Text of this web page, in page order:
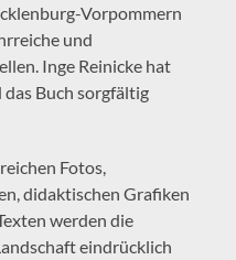
Vorpommern
und
Inge Reinicke hat
Buch sorgfältig
Fotos,
didaktischen Grafiken
werden die
eindrücklich